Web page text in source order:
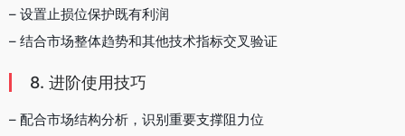
– 设置止损位保护既有利润
– 结合市场整体趋势和其他技术指标交叉验证
8. 进阶使用技巧
– 配合市场结构分析，识别重要支撑阻力位